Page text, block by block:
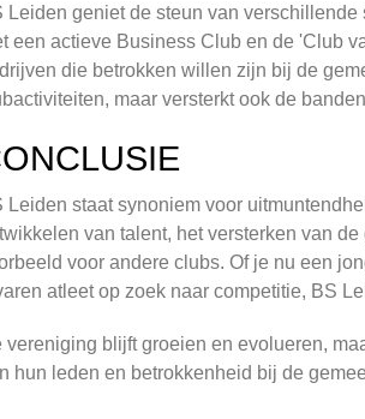
Leiden geniet de steun van
een actieve Business Club en de 'Club
die betrokken willen zijn bij de
maar versterkt ook de
Leiden staat synoniem voor
van talent, het versterken van
voor andere clubs. Of je nu een
atleet op zoek naar competitie, BS
vereniging blijft groeien en evolueren,
hun leden en betrokkenheid bij de